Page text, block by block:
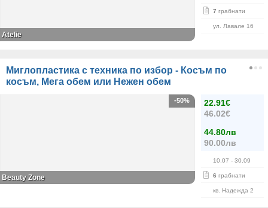
7 грабнати
ул. Лавале 16
Atelie
Миглопластика с техника по избор - Косъм по
косъм, Мега обем или Нежен обем
22.91€
46.02€
44.80лв
90.00лв
10.07 - 30.09
6 грабнати
кв. Надежда 2
-50%
Beauty Zone